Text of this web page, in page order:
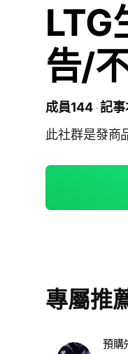
LTG
告/
成員144 記
此社群是發商
專屬推
預購